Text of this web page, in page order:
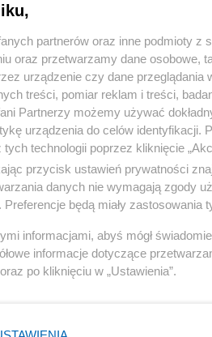
partnerów oraz inne podmioty z
oraz przetwarzamy dane osobowe,
urządzenie czy dane
treści, pomiar reklam i treści,
Partnerzy możemy używać
urządzenia do celów identyfikacji.
technologii poprzez kliknięcie
przycisk ustawień prywatności
danych nie wymagają zgody
będą miały zastosowania
informacjami, abyś mógł
informacje dotyczące
oraz po kliknięciu w „Ustawienia”.